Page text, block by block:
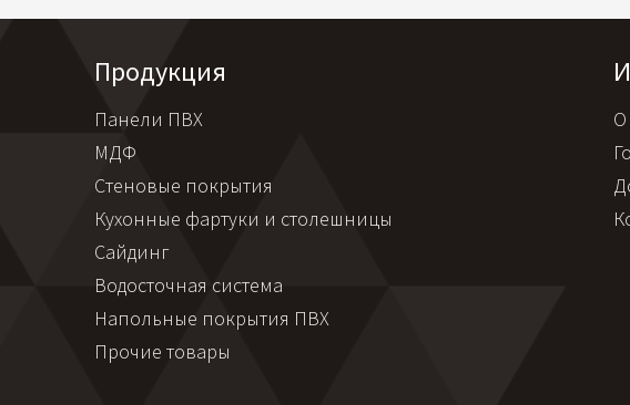
Продукция
Панели ПВХ
МДФ
Стеновые покрытия
Кухонные фартуки и столешницы
Сайдинг
Водосточная система
Напольные покрытия ПВХ
Прочие товары